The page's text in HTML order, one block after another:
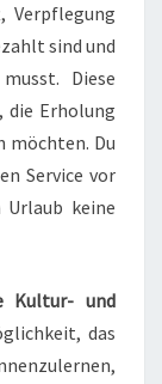
Verpflegung
sind und
Diese
die Erholung
möchten. Du
Service vor
keine
Kultur- und
das